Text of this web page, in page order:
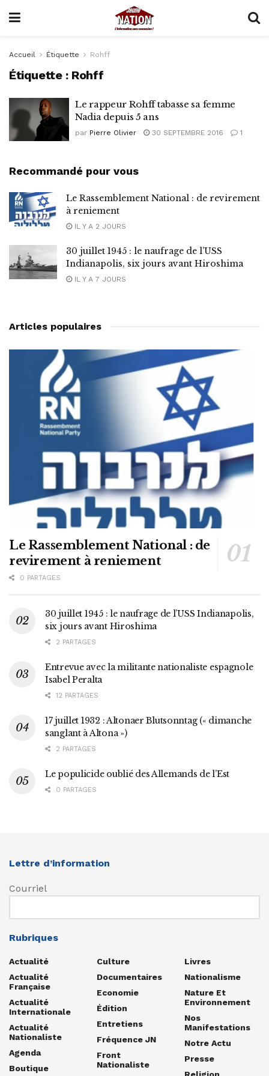
Accueil Étiquette Rohff
Étiquette : Rohff
Le rappeur Rohff tabasse sa femme
Nadia depuis 5 ans
par Pierre Olivier 30 SEPTEMBRE 2016 1
Recommandé pour vous
Le Rassemblement National : de revirement
à reniement
IL Y A 2 JOURS
30 juillet 1945 : le naufrage de l’USS
Indianapolis, six jours avant Hiroshima
IL Y A 7 JOURS
Articles populaires
Le Rassemblement National : de
revirement à reniement
0 PARTAGES
30 juillet 1945 : le naufrage de l’USS Indianapolis,
six jours avant Hiroshima
2 PARTAGES
Entrevue avec la militante nationaliste espagnole
Isabel Peralta
12 PARTAGES
17 juillet 1932 : Altonaer Blutsonntag (« dimanche
sanglant à Altona »)
2 PARTAGES
Le populicide oublié des Allemands de l’Est
0 PARTAGES
Lettre d’information
Courriel
Rubriques
Actualité
Actualité
Française
Actualité
Internationale
Actualité
Nationaliste
Agenda
Boutique
Culture
Documentaires
Economie
Édition
Entretiens
Fréquence JN
Front
Nationaliste
Livres
Nationalisme
Nature Et
Environnement
Nos
Manifestations
Notre Actu
Presse